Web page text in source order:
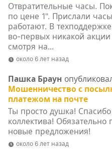
Отвратительные часы.
по цене 1". Прислали
работают. В
во-первых никакой
смотря на...
около 6 лет назад
Пашка Браун
Мошенничество с
платежом на почте
Ты просто душка!
коллектива!
новые предложения!
около 6 лет назад